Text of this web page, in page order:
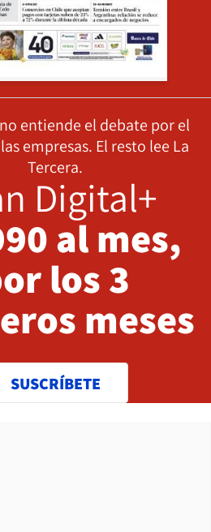
entiende el debate por el
empresas. El resto lee La
Tercera.
Digital+
al mes,
los 3
meses
SUSCRÍBETE